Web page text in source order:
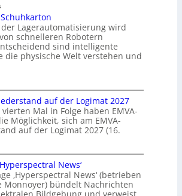
Lagerautomatisierung wird
schnelleren Robotern
sind intelligente
die physische Welt verstehen und
auf der Logimat 2027
Mal in Folge haben EMVA-
Möglichkeit, sich am EMVA-
auf der Logimat 2027 (16.
News‘
‚Hyperspectral News‘ (betrieben
Monnoyer) bündelt Nachrichten